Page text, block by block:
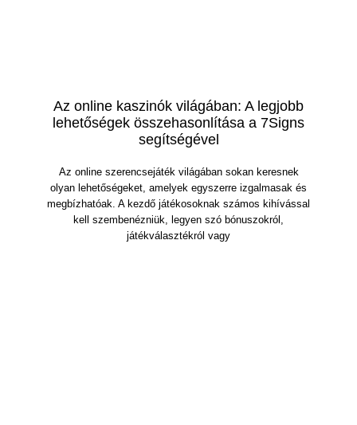
Az online kaszinók világában: A legjobb
lehetőségek összehasonlítása a 7Signs
segítségével
Az online szerencsejáték világában sokan keresnek
olyan lehetőségeket, amelyek egyszerre izgalmasak és
megbízhatóak. A kezdő játékosoknak számos kihívással
kell szembenézniük, legyen szó bónuszokról,
játékválasztékról vagy